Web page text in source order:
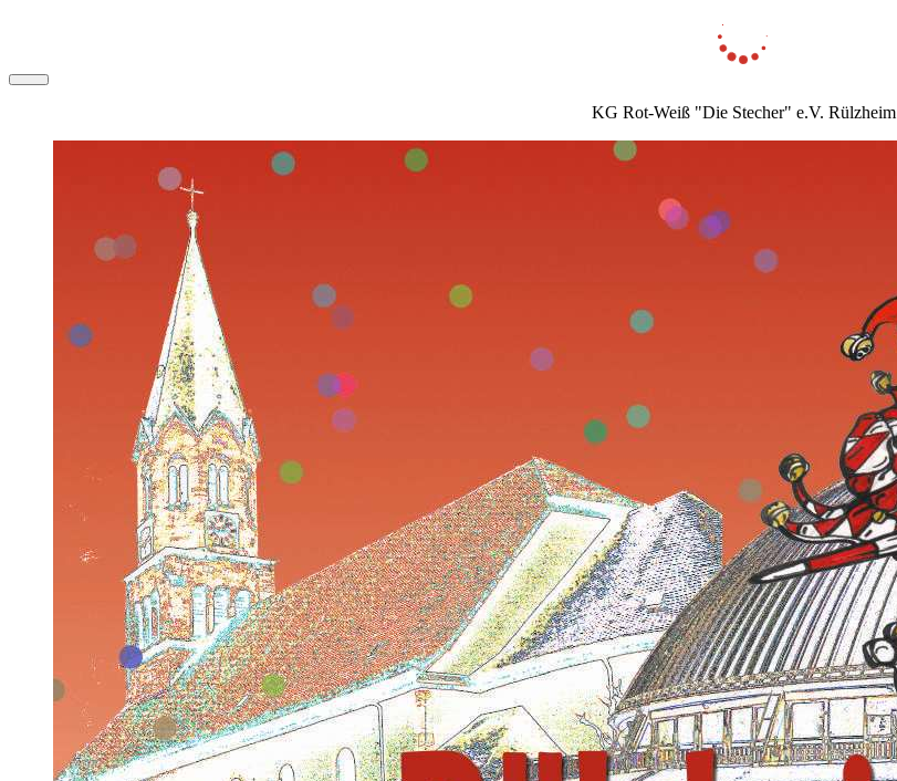
KG Rot-Weiß "Die Stecher" e.V. Rülzheim